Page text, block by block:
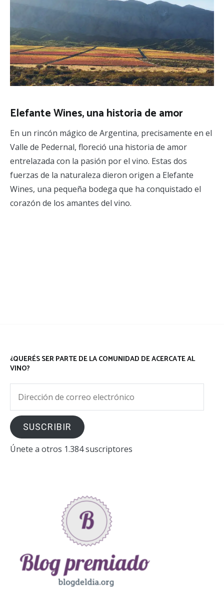
Elefante Wines, una historia de amor
En un rincón mágico de Argentina, precisamente en el
Valle de Pedernal, floreció una historia de amor
entrelazada con la pasión por el vino. Estas dos
fuerzas de la naturaleza dieron origen a Elefante
Wines, una pequeña bodega que ha conquistado el
corazón de los amantes del vino.
¿QUERÉS SER PARTE DE LA COMUNIDAD DE ACERCATE AL
VINO?
correo
electrónico
SUSCRIBIR
Únete a otros 1.384 suscriptores